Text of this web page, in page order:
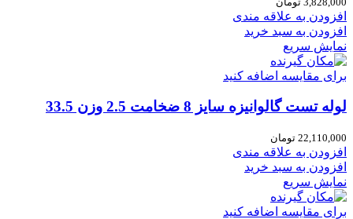
افزودن به علاقه مندی
افزودن به سبد خرید
نمایش سریع
برای مقایسه اضافه کنید
لوله تست گالوانیزه سایز 8 ضخامت 2.5 وزن 33.5
22,110,000 تومان
افزودن به علاقه مندی
افزودن به سبد خرید
نمایش سریع
برای مقایسه اضافه کنید